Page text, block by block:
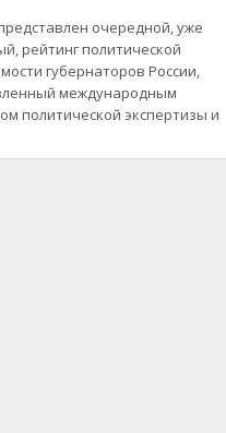
очередной, уже
рейтинг политической
губернаторов России,
международным
политической экспертизы и